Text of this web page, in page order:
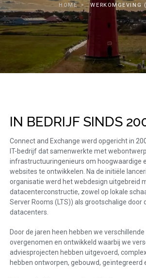
HOME WERKOMGEVING
IN BEDRIJF SINDS
Connect and Exchange werd opgericht in
IT-bedrijf dat samenwerkte met
infrastructuuringenieurs om hoogwaardige
websites te ontwikkelen. Na de initiële
organisatie werd het webdesign uitgebreid
datacenterconstructie, zowel op lokale
Server Rooms (LTS)) als grootschalige door
datacenters.
Door de jaren heen hebben we
overgenomen en ontwikkeld waarbij we
adviesprojecten hebben uitgevoerd,
hebben ontworpen, gebouwd, geïntegreerd